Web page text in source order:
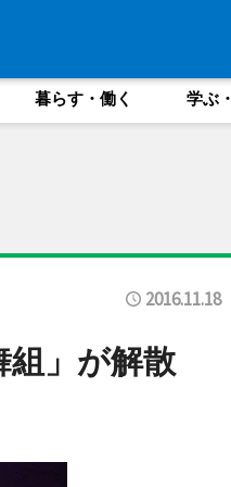
暮らす・働く 学ぶ
2016.11.18
組」が解散